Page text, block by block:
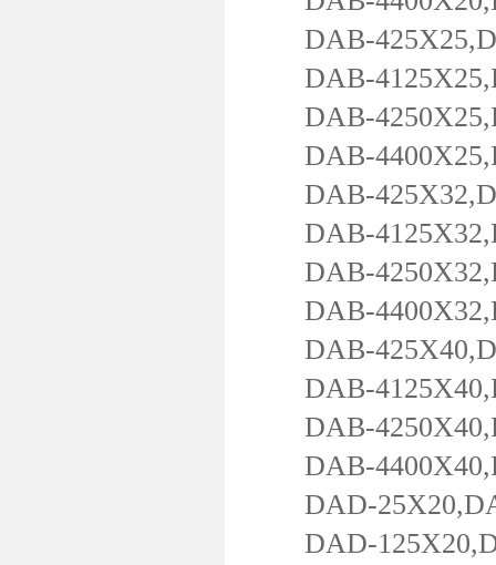
DAB-
DAB-
DAB-
DAB-
DAB-
DAB-
DAB-
DAB-
DAB-
DAB-
DAB-
DAB-
DAD-
DAD-